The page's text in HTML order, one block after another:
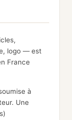
logo — est
France
à
Une